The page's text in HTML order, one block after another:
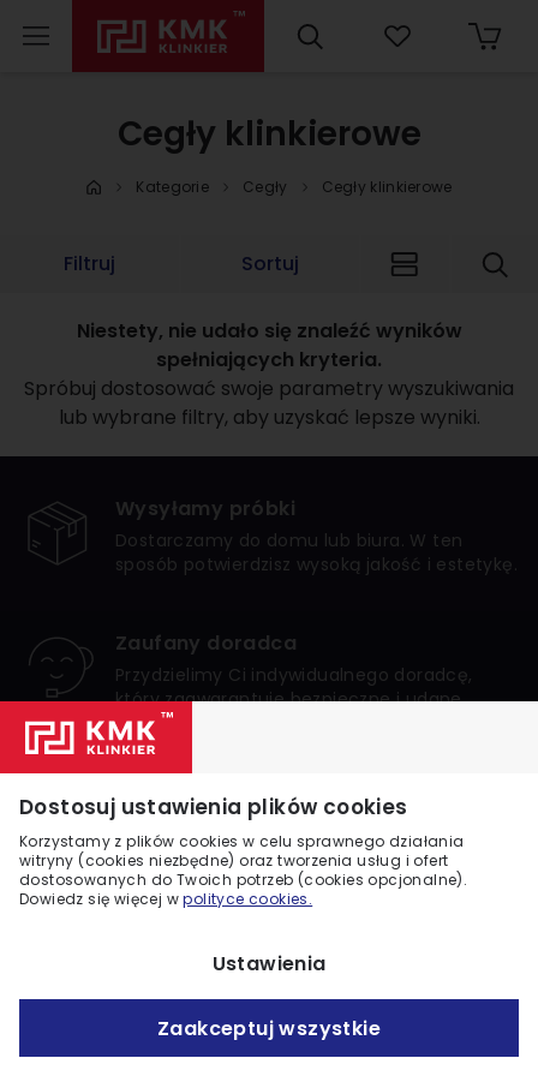
Cegły klinkierowe
Kategorie Cegły Cegły klinkierowe
Filtruj Sortuj
Niestety, nie udało się znaleźć wyników
spełniających kryteria.
Spróbuj dostosować swoje parametry wyszukiwania
lub wybrane filtry, aby uzyskać lepsze wyniki.
Dostosuj ustawienia plików cookies
Korzystamy z plików cookies w celu sprawnego działania
witryny (cookies niezbędne) oraz tworzenia usług i ofert
dostosowanych do Twoich potrzeb (cookies opcjonalne).
Dowiedz się więcej wpolityce cookies.
Ustawienia
Zaakceptuj wszystkie
Wysyłamy próbki
Dostarczamy do domu lub biura. W ten
sposób potwierdzisz wysoką jakość i estetykę.
Zaufany doradca
Przydzielimy Ci indywidualnego doradcę,
który zagwarantuje bezpieczne i udane
zakupy.
Numer 1 w Polsce
Jesteśmy liderem internetowej sprzedaży
klinkieru w Polsce. Zaufało nam wielu
klientów.